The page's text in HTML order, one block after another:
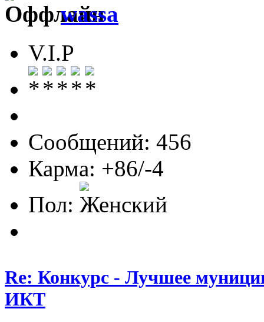
wassa
V.I.P
Сообщений: 456
Карма: +86/-4
Пол:
Re: Конкурс - Лучшее
ИКТ